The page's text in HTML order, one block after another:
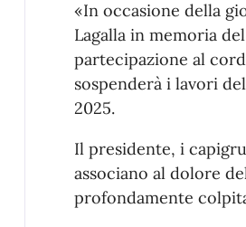
«In occasione della
Lagalla in memoria
partecipazione al
sospenderà i lavori
2025.
Il presidente, i
associano al dolore
profondamente